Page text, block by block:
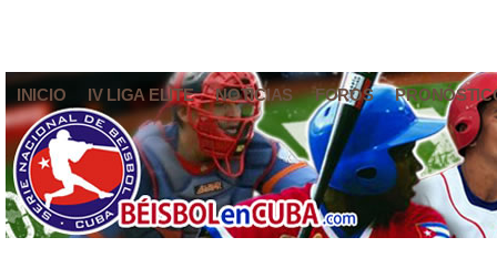
INICIO IV LIGA ELITE NOTICIAS FOROS